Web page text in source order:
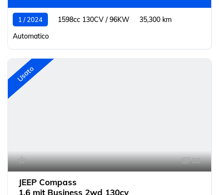
1 / 2024 1598cc 130CV / 96KW
35,300 km
Automatico
Usato
33
JEEP Compass
1.6 mjt Business 2wd 130cv